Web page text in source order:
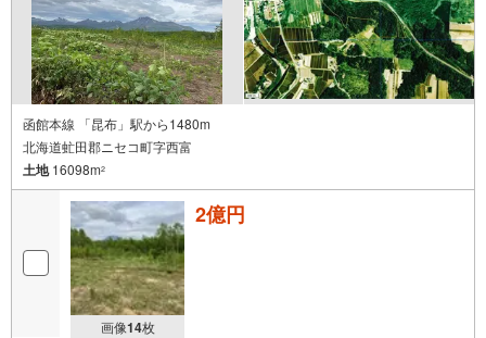
函館本線 「昆布」駅から1480m
北海道虻田郡ニセコ町字西富
土地16098m2
画像14枚
2億円